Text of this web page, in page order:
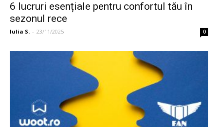
6 lucruri esențiale pentru confortul tău în
sezonul rece
Iulia S. - 23/11/2025 0